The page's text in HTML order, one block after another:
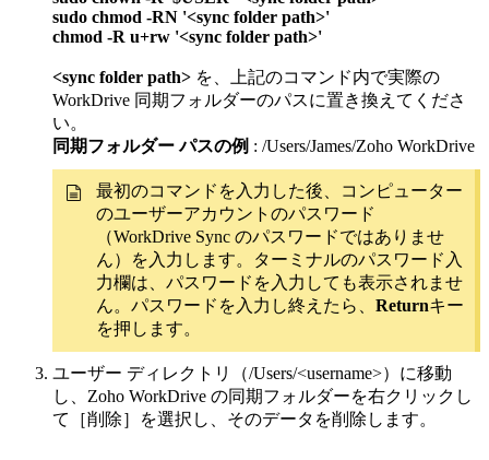
sudo chmod -RN '<sync folder path>'
chmod -R u+rw '<sync folder path>'
<sync folder path> を、上記のコマンド内で実際の
WorkDrive 同期フォルダーのパスに置き換えてくださ
い。
同期フォルダー パスの例 : /Users/James/Zoho WorkDrive
最初のコマンドを入力した後、コンピューター
のユーザーアカウントのパスワード
（WorkDrive Sync のパスワードではありませ
ん）を入力します。ターミナルのパスワード入
力欄は、パスワードを入力しても表示されませ
ん。パスワードを入力し終えたら、 Returnキー
を押します。
ユーザー ディレクトリ（/Users/<username>）に移動
し、Zoho WorkDrive の同期フォルダーを右クリックし
て［削除］を選択し、そのデータを削除します。